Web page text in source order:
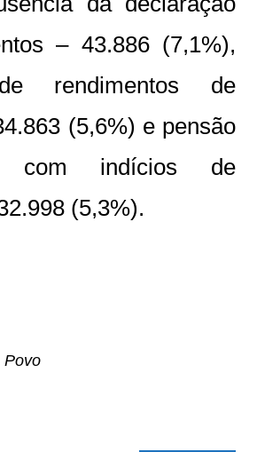
– 43.886 (7,1%),
rendimentos de
(5,6%) e pensão
com indícios de
(5,3%).
Povo